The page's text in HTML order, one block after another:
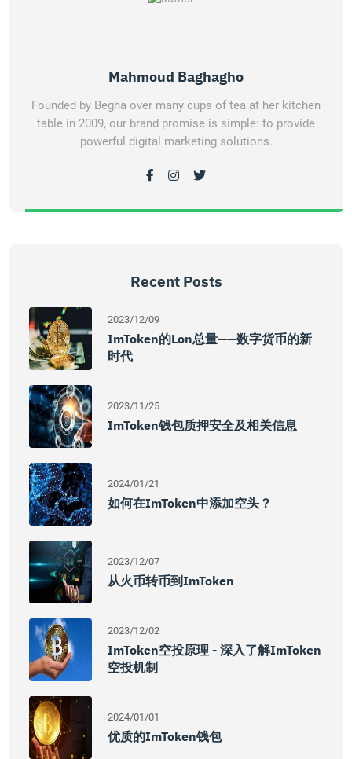
Mahmoud Baghagho
Founded by Begha over many cups of tea at her kitchen
table in 2009, our brand promise is simple: to provide
powerful digital marketing solutions.
Recent Posts
2023/12/09
ImToken的Lon总量——数字货币的新
时代
2023/11/25
ImToken钱包质押安全及相关信息
2024/01/21
如何在imToken中添加空头？
2023/12/07
从火币转币到imToken
2023/12/02
ImToken空投原理 - 深入了解imToken
空投机制
2024/01/01
优质的imToken钱包